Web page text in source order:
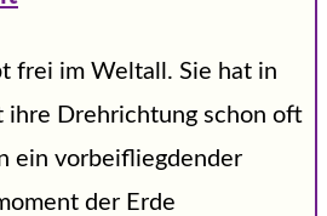
frei im Weltall. Sie hat in
ihre Drehrichtung schon oft
ein vorbeifliegdender
der Erde